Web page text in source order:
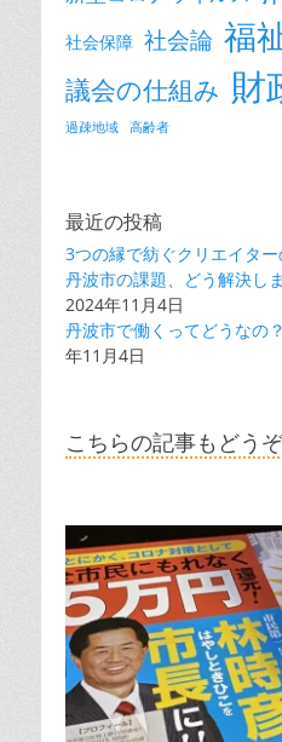
社会保障 社会論 福
議会の仕組み 財
過疎地域 高齢者
最近の投稿
3つの縁で紡ぐクリエイタ
丹波市の課題、どう解決し
2024年11月4日
丹波市で働くってどうなの
年11月4日
こちらの記事もどうぞ